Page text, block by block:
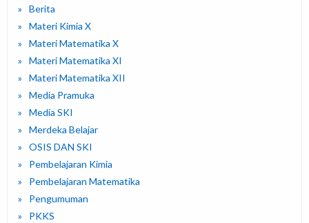
Berita
Materi Kimia X
Materi Matematika X
Materi Matematika XI
Materi Matematika XII
Media Pramuka
Media SKI
Merdeka Belajar
OSIS DAN SKI
Pembelajaran Kimia
Pembelajaran Matematika
Pengumuman
PKKS